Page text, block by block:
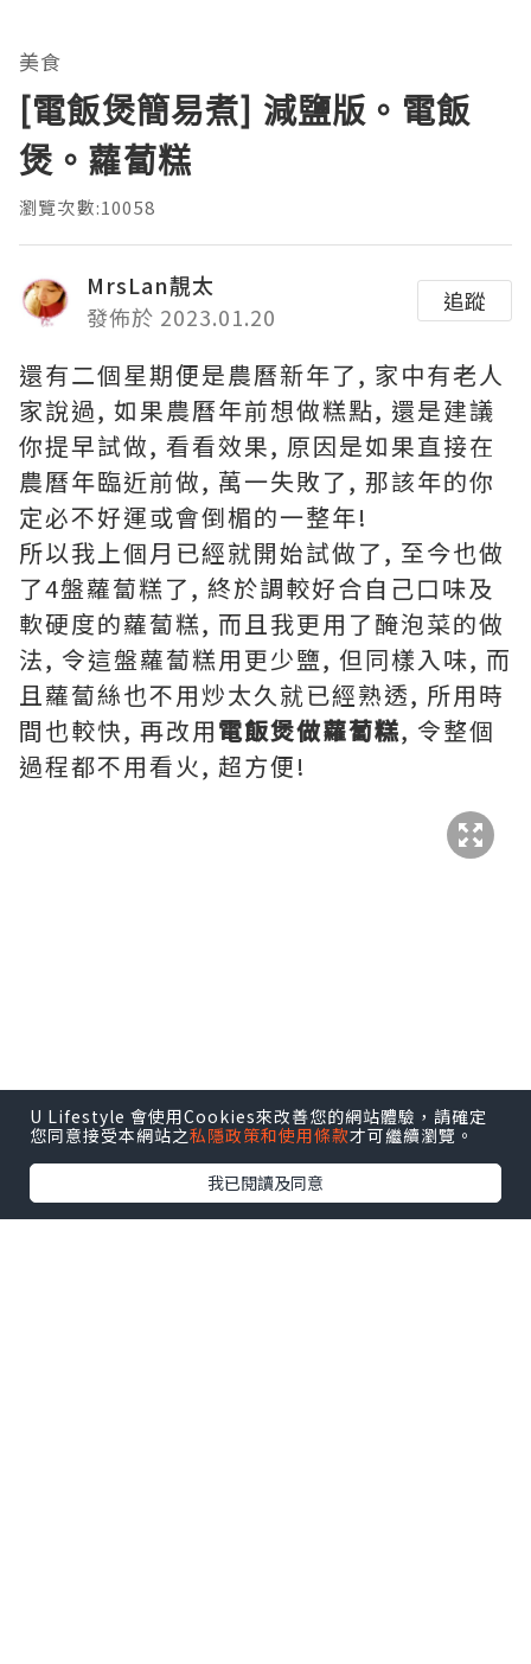
美食
[電飯煲簡易煮] 減鹽版。電飯
煲。蘿蔔糕
瀏覽次數:10058
MrsLan靚太
發佈於 2023.01.20
追蹤
還有二個星期便是農曆新年了, 家中有老人
家說過, 如果農曆年前想做糕點, 還是建議
你提早試做, 看看效果, 原因是如果直接在
農曆年臨近前做, 萬一失敗了, 那該年的你
定必不好運或會倒楣的一整年!
所以我上個月已經就開始試做了, 至今也做
了4盤蘿蔔糕了, 終於調較好合自己口味及
軟硬度的蘿蔔糕, 而且我更用了醃泡菜的做
法, 令這盤蘿蔔糕用更少鹽, 但同樣入味, 而
且蘿蔔絲也不用炒太久就已經熟透, 所用時
間也較快, 再改用電飯煲做蘿蔔糕, 令整個
過程都不用看火, 超方便!
U Lifestyle 會使用Cookies來改善您的網站體驗，請確定
您同意接受本網站之私隱政策和使用條款才可繼續瀏覽。
我已閱讀及同意